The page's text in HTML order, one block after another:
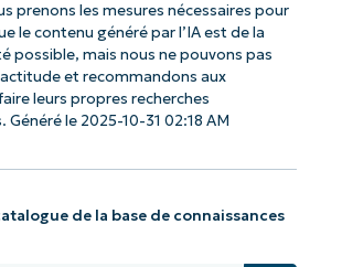
prenons les mesures nécessaires pour
le contenu généré par l’IA est de la
possible, mais nous ne pouvons pas
et recommandons aux
leurs propres recherches
le 2025-10-31 02:18 AM
de la base de connaissances